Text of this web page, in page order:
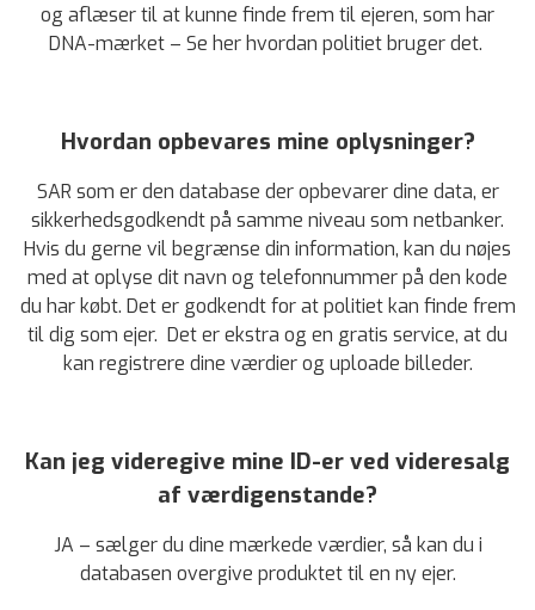
og aflæser til at kunne finde frem til ejeren, som har
DNA-mærket – Se her hvordan politiet bruger det.
Hvordan opbevares mine oplysninger?
SAR som er den database der opbevarer dine data, er
sikkerhedsgodkendt på samme niveau som netbanker.
Hvis du gerne vil begrænse din information, kan du nøjes
med at oplyse dit navn og telefonnummer på den kode
du har købt. Det er godkendt for at politiet kan finde frem
til dig som ejer. Det er ekstra og en gratis service, at du
kan registrere dine værdier og uploade billeder.
Kan jeg videregive mine ID-er ved videresalg
af værdigenstande?
JA – sælger du dine mærkede værdier, så kan du i
databasen overgive produktet til en ny ejer.